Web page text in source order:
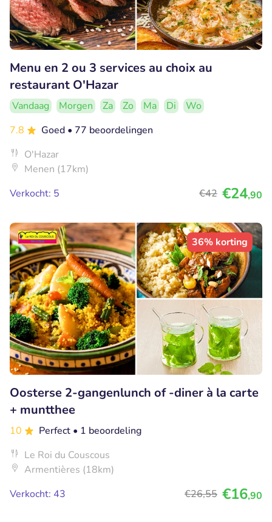
Menu en 2 ou 3 services au choix au
restaurant O'Hazar
Vandaag Morgen Za Zo Ma Di
Wo
7.8
Goed • 77 beoordelingen
O'Hazar
Menen (17km)
Verkocht: 5
€42 €24,90
36% korting
Oosterse 2-gangenlunch of -diner à la carte
+ muntthee
10 Perfect • 1 beoordeling
Le Roi du Couscous
Armentières (18km)
Verkocht: 43
€26,55 €16,90